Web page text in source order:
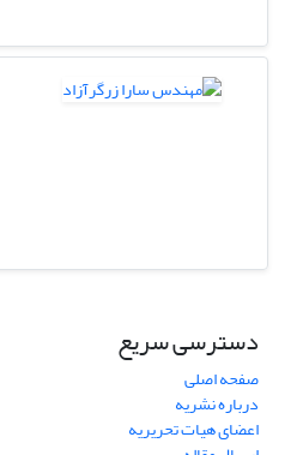
دسترسی سریع
صفحه اصلی
درباره نشریه
اعضای هیات تحریریه